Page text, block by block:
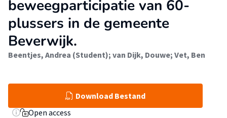
beweegparticipatie van 60-
plussers in de gemeente
Beverwijk.
Beentjes, Andrea (Student); van Dijk, Douwe; Vet, Ben
Download Bestand
Open access